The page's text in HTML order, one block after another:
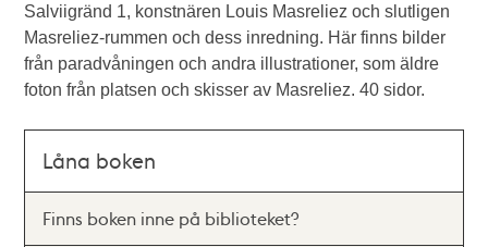
Salviigränd 1, konstnären Louis Masreliez och slutligen
Masreliez-rummen och dess inredning. Här finns bilder
från paradvåningen och andra illustrationer, som äldre
foton från platsen och skisser av Masreliez. 40 sidor.
Låna boken
Finns boken inne på biblioteket?